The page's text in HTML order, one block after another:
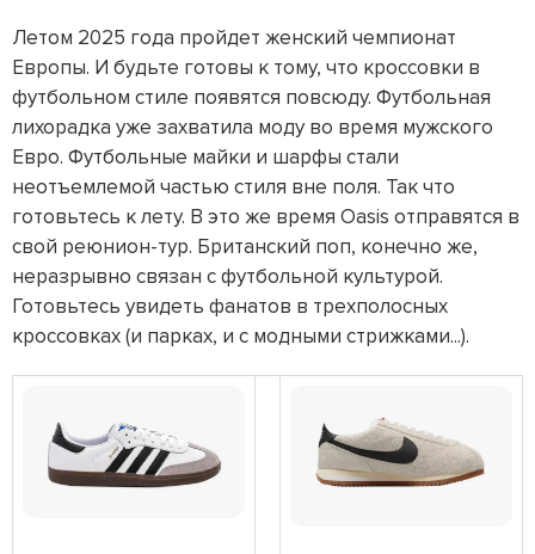
Летом 2025 года пройдет женский чемпионат
Европы. И будьте готовы к тому, что кроссовки в
футбольном стиле появятся повсюду. Футбольная
лихорадка уже захватила моду во время мужского
Евро. Футбольные майки и шарфы стали
неотъемлемой частью стиля вне поля. Так что
готовьтесь к лету. В это же время Oasis отправятся в
свой реюнион-тур. Британский поп, конечно же,
неразрывно связан с футбольной культурой.
Готовьтесь увидеть фанатов в трехполосных
кроссовках (и парках, и с модными стрижками...).